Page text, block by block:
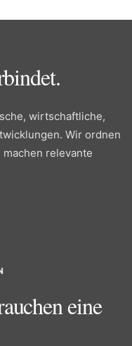
wirtschaftliche,
Wir ordnen
relevante
eine